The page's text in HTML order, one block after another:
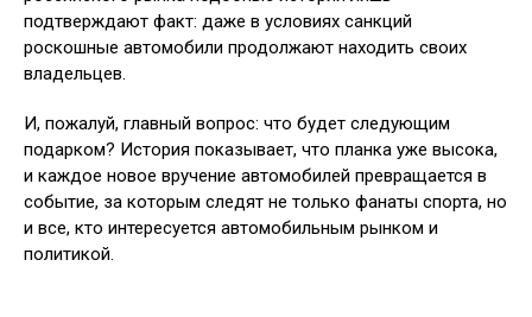
подтверждают факт: даже в условиях санкций
роскошные автомобили продолжают находить своих
владельцев.
И, пожалуй, главный вопрос: что будет следующим
подарком? История показывает, что планка уже высока,
и каждое новое вручение автомобилей превращается в
событие, за которым следят не только фанаты спорта, но
и все, кто интересуется автомобильным рынком и
политикой.